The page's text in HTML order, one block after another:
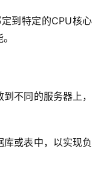
到特定的CPU核心
不同的服务器上，
库或表中，以实现负